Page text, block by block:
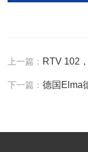
上一篇： RTV 102，
下一篇：德国Elma